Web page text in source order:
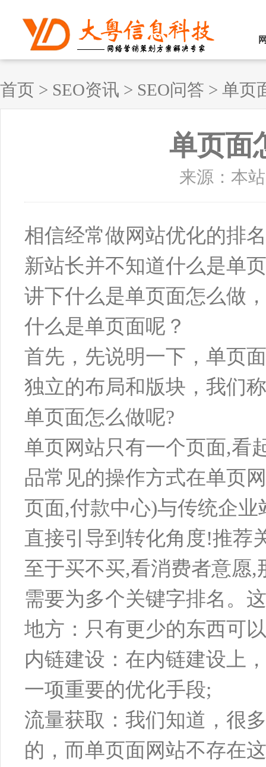
首页 > SEO资讯 > SEO问答 > 单页
单页面
来源：本
相信经常做网站优化的排
新站长并不知道什么是单
讲下什么是单页面怎么做
什么是单页面呢？
首先，先说明一下，单页
独立的布局和版块，我们
单页面怎么做呢?
单页网站只有一个页面,看
品常见的操作方式在单页
页面,付款中心)与传统企
直接引导到转化角度!推荐
至于买不买,看消费者意愿,
需要为多个关键字排名。
地方：只有更少的东西可
内链建设：在内链建设上
一项重要的优化手段;
流量获取：我们知道，很
的，而单页面网站不存在